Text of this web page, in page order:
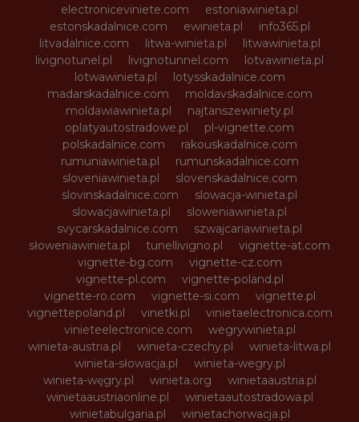
electroniceviniete.com
estoniawinieta.pl
estonskadalnice.com
ewinieta.pl
info365.pl
litvadalnice.com
litwa-winieta.pl
litwawinieta.pl
livignotunel.pl
livignotunnel.com
lotvawinieta.pl
lotwawinieta.pl
lotysskadalnice.com
madarskadalnice.com
moldavskadalnice.com
moldawiawinieta.pl
najtanszewiniety.pl
oplatyautostradowe.pl
pl-vignette.com
polskadalnice.com
rakouskadalnice.com
rumuniawinieta.pl
rumunskadalnice.com
sloveniawinieta.pl
slovenskadalnice.com
slovinskadalnice.com
slowacja-winieta.pl
slowacjawinieta.pl
sloweniawinieta.pl
svycarskadalnice.com
szwajcariawinieta.pl
słoweniawinieta.pl
tunellivigno.pl
vignette-at.com
vignette-bg.com
vignette-cz.com
vignette-pl.com
vignette-poland.pl
vignette-ro.com
vignette-si.com
vignette.pl
vignettepoland.pl
vinetki.pl
vinietaelectronica.com
vinieteelectronice.com
wegrywinieta.pl
winieta-austria.pl
winieta-czechy.pl
winieta-litwa.pl
winieta-słowacja.pl
winieta-wegry.pl
winieta-węgry.pl
winieta.org
winietaaustria.pl
winietaaustriaonline.pl
winietaautostradowa.pl
winietabulgaria.pl
winietachorwacja.pl